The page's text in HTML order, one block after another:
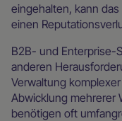
eingehalten, kann
einen
B2B- und Enterprise-
anderen
Verwaltung
Abwicklung mehrerer
benötigen oft